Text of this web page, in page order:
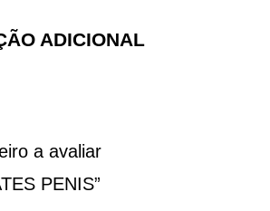
ADICIONAL
a avaliar
PENIS”